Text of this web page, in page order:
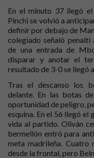
En el minuto 37 llegó
Pinchi se volvió a
definir por debajo de
colegiado señaló penalti
de una entrada de
disparar y anotar el
resultado de 3-0 se llegó
Tras el descanso los
delante. En las botas
oportunidad de peligro,
esquina. En el 56 llegó
vida al partido. Oliván
bermellón entró para
meta madrileña. Cuatro
desde la frontal, pero